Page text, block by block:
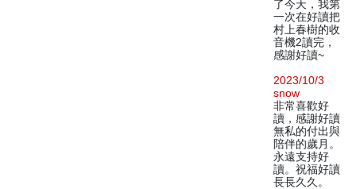
了今天，我第
一次在好讀把
村上春樹的收
音機2讀完，
感謝好讀~
2023/10/3
snow
非常喜歡好
讀，感謝好讀
無私的付出與
陪伴的歲月。
永遠支持好
讀。祝福好讀
長長久久。